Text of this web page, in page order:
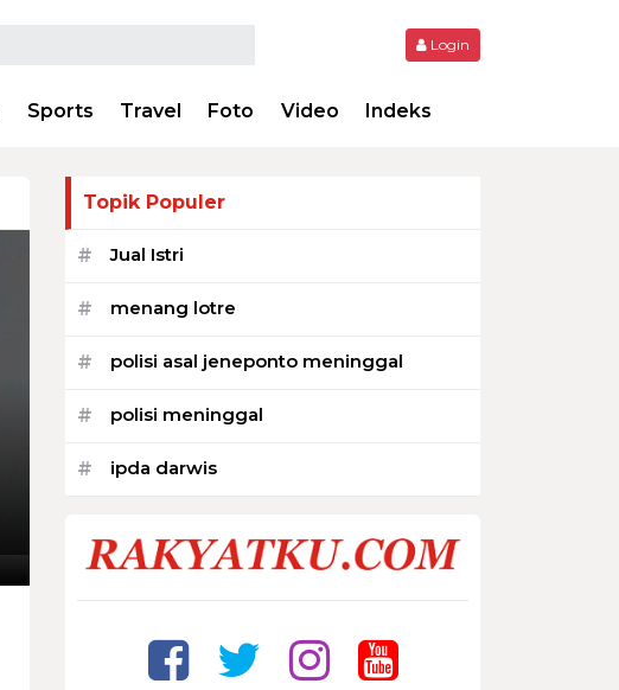
Login
Sports Travel Foto Video Indeks
Topik Populer
# Jual Istri
# menang lotre
# polisi asal jeneponto meninggal
# polisi meninggal
# ipda darwis